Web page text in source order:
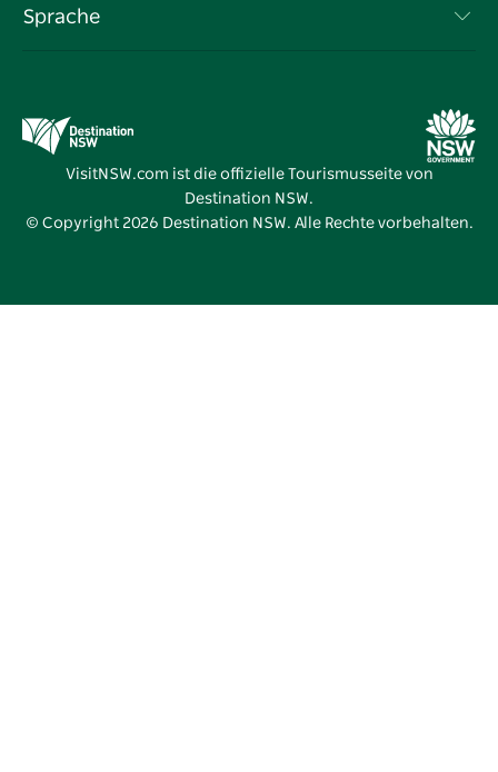
Veranstaltungen
Unternehmen in NSW
Destination NSW Medienzentrum
Vivid Sydney
Sprache
VisitNSW.com ist die offizielle Tourismusseite von
Destination NSW.
© Copyright 2026 Destination NSW. Alle Rechte vorbehalten.